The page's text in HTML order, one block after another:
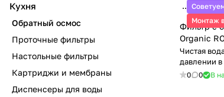
Монтаж
3 790
Фильтр с
Organic
Чистая
давлении
0 0 В
Кухня
Обратный осмос
Проточные фильтры
Настольные фильтры
Картриджи и мембраны
Диспенсеры для воды